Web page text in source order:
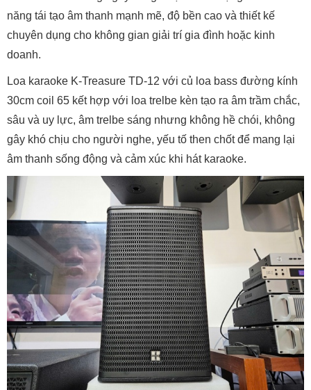
năng tái tạo âm thanh mạnh mẽ, độ bền cao và thiết kế
chuyên dụng cho không gian giải trí gia đình hoặc kinh
doanh.
Loa karaoke K-Treasure TD-12 với củ loa bass đường kính
30cm coil 65 kết hợp với loa trelbe kèn tạo ra âm trầm chắc,
sâu và uy lực, âm trelbe sáng nhưng không hề chói, không
gây khó chịu cho người nghe, yếu tố then chốt để mang lại
âm thanh sống động và cảm xúc khi hát karaoke.